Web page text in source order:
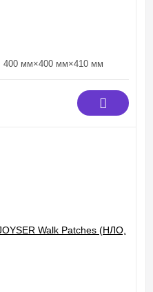
400 мм×400 мм×410 мм